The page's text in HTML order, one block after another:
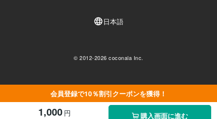
会員登録で10％割引クーポンを獲得！
1,000 円 購入画面に進む